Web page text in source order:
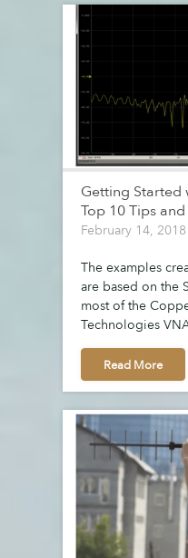
Getting Started
Top 10 Tips
February 14, 2018
The examples
are based on the
most of the
Technologies
Read More